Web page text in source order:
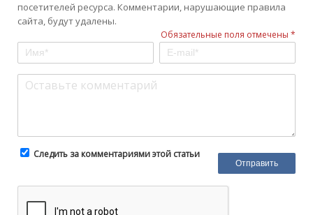
посетителей ресурса. Комментарии, нарушающие правила
сайта, будут удалены.
Обязательные поля отмечены *
Следить за комментариями этой статьи